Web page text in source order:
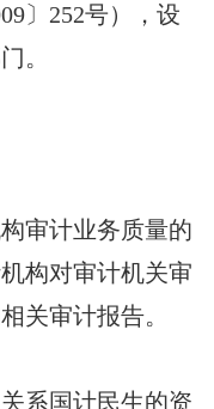
〕252号），设
。
审计业务质量的
构对审计机关审
关审计报告。
系国计民生的资